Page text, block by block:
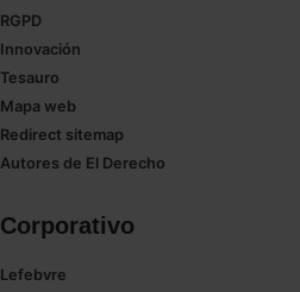
RGPD
Innovación
Tesauro
Mapa web
Redirect sitemap
Autores de El Derecho
Corporativo
Lefebvre